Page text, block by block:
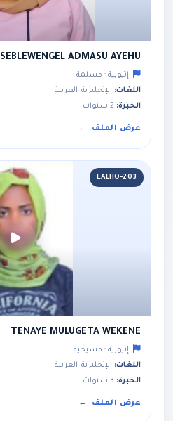
SEBLEWENGEL ADMASU AYEHU
إثيوبية · مسلمة
اللغات: الإنجليزية, العربية
الخبرة:
عرض الملف
EALHO-203
TENAYE MULUGETA WEKENE
إثيوبية · مسيحية
اللغات: الإنجليزية, العربية
الخبرة:
عرض الملف